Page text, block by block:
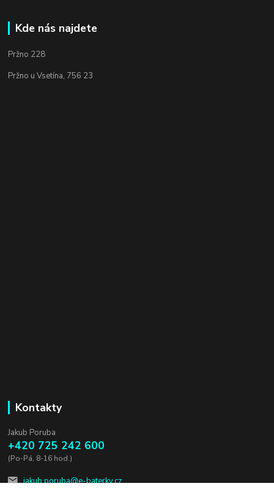
Kde nás najdete
Pržno 228
Pržno u Vsetína, 756 23
Kontakty
Jakub Poruba
+420 725 242 600
(Po-Pá, 8-16 hod.)
jakub.poruba@e-baterky.cz